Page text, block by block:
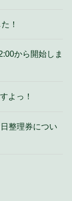
！
から開始しま
よっ！
整理券につい